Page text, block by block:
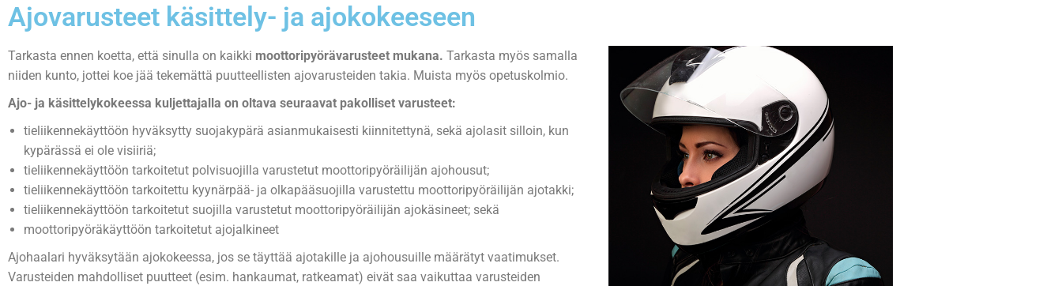
Ajovarusteet käsittely- ja ajokokeeseen
Tarkasta ennen koetta, että sinulla on kaikki moottoripyörävarusteet mukana. Tarkasta myös samalla
niiden kunto, jottei koe jää tekemättä puutteellisten ajovarusteiden takia. Muista myös opetuskolmio.
Ajo- ja käsittelykokeessa kuljettajalla on oltava seuraavat pakolliset varusteet:
tieliikennekäyttöön hyväksytty suojakypärä asianmukaisesti kiinnitettynä, sekä ajolasit silloin, kun
kypärässä ei ole visiiriä;
tieliikennekäyttöön tarkoitetut polvisuojilla varustetut moottoripyöräilijän ajohousut;
tieliikennekäyttöön tarkoitettu kyynärpää- ja olkapääsuojilla varustettu moottoripyöräilijän ajotakki;
tieliikennekäyttöön tarkoitetut suojilla varustetut moottoripyöräilijän ajokäsineet; sekä
moottoripyöräkäyttöön tarkoitetut ajojalkineet
Ajohaalari hyväksytään ajokokeessa, jos se täyttää ajotakille ja ajohousuille määrätyt vaatimukset.
Varusteiden mahdolliset puutteet (esim. hankaumat, ratkeamat) eivät saa vaikuttaa varusteiden